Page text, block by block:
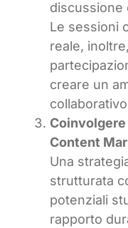
discussione
Le sessioni
reale,
creare un
Content
Una
strutturata
potenziali
rapporto